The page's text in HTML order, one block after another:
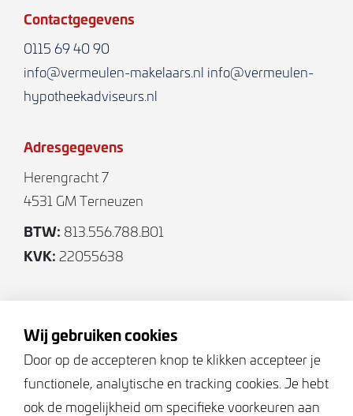
Contactgegevens
0115 69 40 90
info@vermeulen-makelaars.nl info@vermeulen-
hypotheekadviseurs.nl
Adresgegevens
Herengracht 7
4531 GM Terneuzen
BTW: 813.556.788.B01
KVK: 22055638
Keurmerken
Wij gebruiken cookies
Door op de accepteren knop te klikken accepteer je
functionele, analytische en tracking cookies. Je hebt
ook de mogelijkheid om specifieke voorkeuren aan